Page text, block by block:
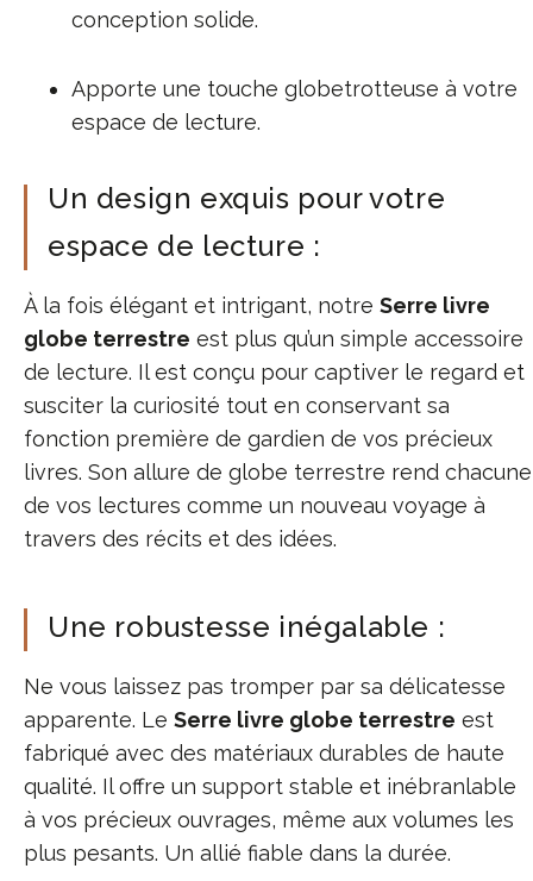
conception solide.
Apporte une touche globetrotteuse à votre
espace de lecture.
Un design exquis pour votre
espace de lecture :
À la fois élégant et intrigant, notre Serre livre
globe terrestre est plus qu’un simple accessoire
de lecture. Il est conçu pour captiver le regard et
susciter la curiosité tout en conservant sa
fonction première de gardien de vos précieux
livres. Son allure de globe terrestre rend chacune
de vos lectures comme un nouveau voyage à
travers des récits et des idées.
Une robustesse inégalable :
Ne vous laissez pas tromper par sa délicatesse
apparente. Le Serre livre globe terrestre est
fabriqué avec des matériaux durables de haute
qualité. Il offre un support stable et inébranlable
à vos précieux ouvrages, même aux volumes les
plus pesants. Un allié fiable dans la durée.